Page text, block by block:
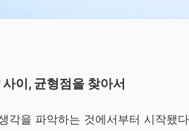
이, 균형점을 찾아서
각을 파악하는 것에서부터 시작